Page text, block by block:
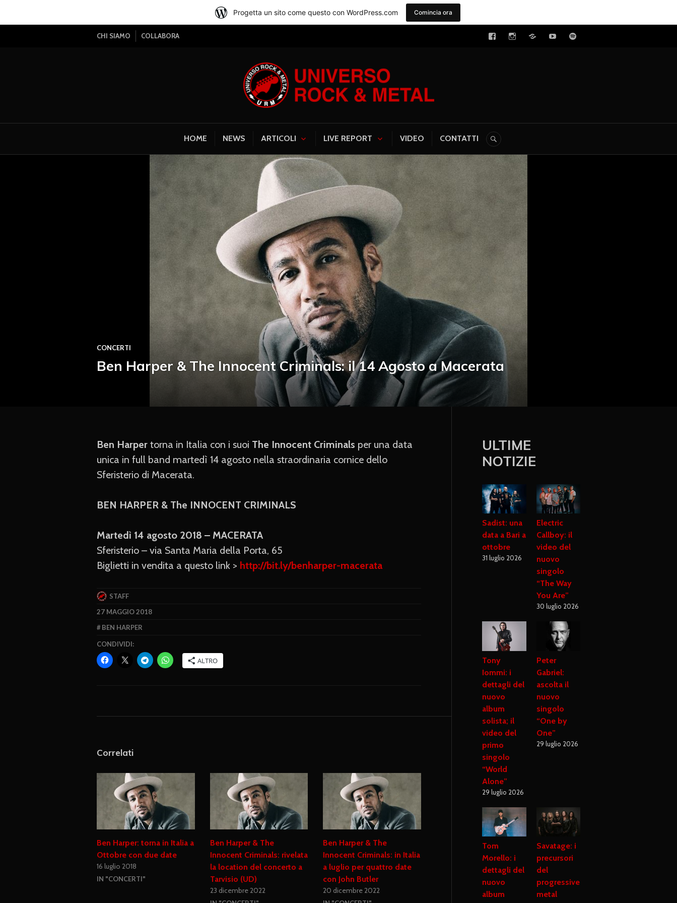
CHI SIAMO COLLABORA
Universo Rock & Metal
HOME NEWS ARTICOLI LIVE REPORT VIDEO CONTATTI
CONCERTI
Ben Harper & The Innocent Criminals: il 14 Agosto a Macerata
Ben Harper torna in Italia con i suoi The Innocent Criminals per una data
unica in full band martedì 14 agosto nella straordinaria cornice dello
Sferisterio di Macerata.
BEN HARPER & The INNOCENT CRIMINALS
Martedì 14 agosto 2018 – MACERATA
Sferisterio – via Santa Maria della Porta, 65
Biglietti in vendita a questo link > http://bit.ly/benharper-macerata
STAFF
27 MAGGIO 2018
BEN HARPER
CONDIVIDI:
ALTRO
Correlati
Ben Harper: torna in Italia a
Ottobre con due date
16 luglio 2018
IN "CONCERTI"
Ben Harper & The
Innocent Criminals: rivelata
la location del concerto a
Tarvisio (UD)
23 dicembre 2022
Ben Harper & The
Innocent Criminals: in Italia
a luglio per quattro date
con John Butler
20 dicembre 2022
ULTIME
NOTIZIE
Sadist: una
data a Bari a
ottobre
31 luglio 2026
Electric
Callboy: il
video del
nuovo
singolo
“The Way
You Are”
30 luglio 2026
Tony
Iommi: i
dettagli del
nuovo
album
solista; il
video del
primo
singolo
“World
Alone”
29 luglio 2026
Peter
Gabriel:
ascolta il
nuovo
singolo
“One by
One”
29 luglio 2026
Tom
Morello: i
dettagli del
nuovo
album
Savatage: i
precursori
del
progressive
metal
Progetta un sito come questo con WordPress.com Comincia ora